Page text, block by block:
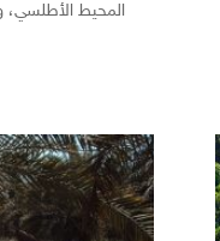
المحيط الأطلسي،